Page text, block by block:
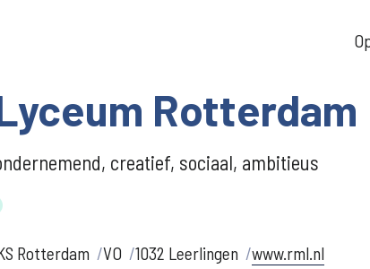
Rotterdam
creatief, sociaal, ambitieus
Rotterdam VO 1032 Leerlingen www.rml.nl